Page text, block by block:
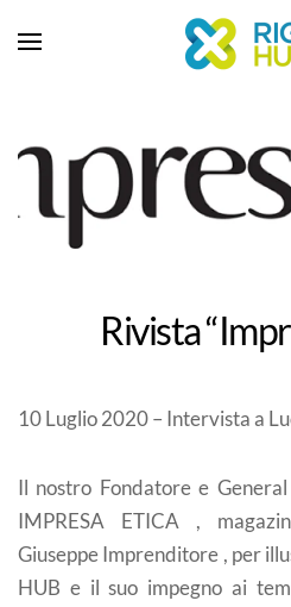
Rivista
10 Luglio 2020 – Intervista a
Il nostro Fondatore e
IMPRESA ETICA ,
Giuseppe Imprenditore , per
HUB e il suo impegno ai